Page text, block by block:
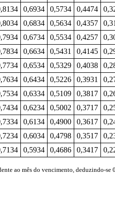
0,6934 0,5734 0,4474
0,6834 0,5634 0,4357
0,6734 0,5534 0,4257
0,6634 0,5431 0,4145
0,6534 0,5329 0,4038
0,6434 0,5226 0,3931
0,6334 0,5109 0,3817
0,6234 0,5002 0,3717
0,6134 0,4900 0,3617
0,6034 0,4798 0,3517
0,5934 0,4686 0,3417
ao mês do vencimento, deduzindo-se